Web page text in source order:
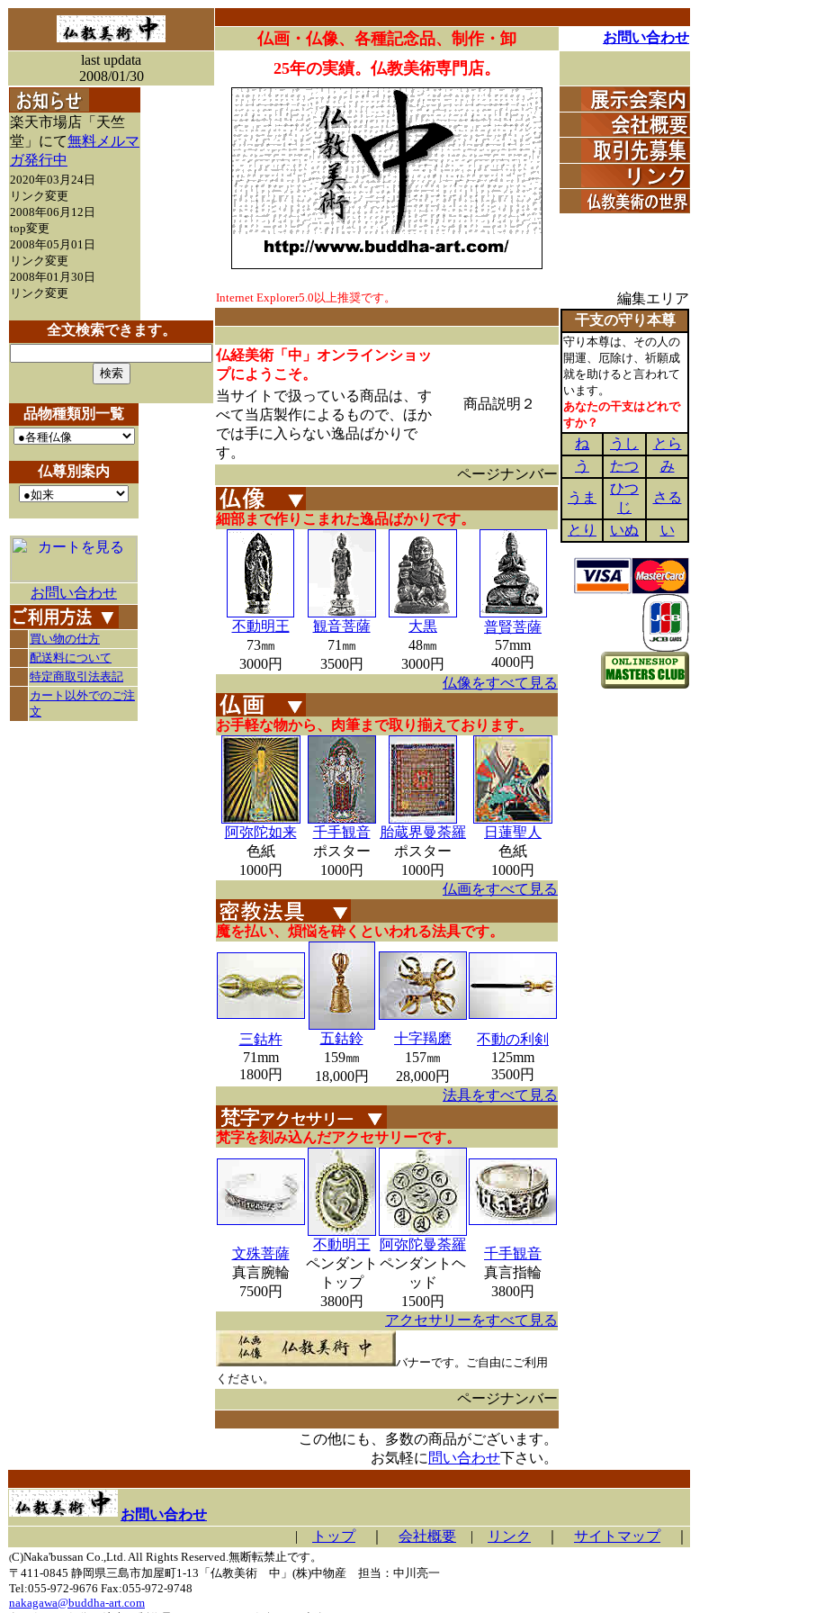
仏画・仏像、各種記念品、制作・卸
お問い合わせ
last updata
2008/01/30
25年の実績。仏教美術専門店。
楽天市場店「天竺
堂」にて無料メルマ
ガ発行中
2020年03月24日
リンク変更
2008年06月12日
top変更
2008年05月01日
リンク変更
2008年01月30日
リンク変更
全文検索できます。
品物種類別一覧
仏尊別案内
お問い合わせ
買い物の仕方
配送料について
特定商取引法表記
カート以外でのご注
文
Internet Explorer5.0以上推奨です。
編集エリア
干支の守り本尊
守り本尊は、その人の
開運、厄除け、祈願成
就を助けると言われて
います。
あなたの干支はどれで
すか？
ね うし
とら
う
たつ み
うま
ひつ
じ
さる
とり いぬ い
仏経美術「中」オンラインショッ
プにようこそ。
商品説明２
当サイトで扱っている商品は、す
べて当店製作によるもので、ほか
では手に入らない逸品ばかりで
す。
ページナンバー
細部まで作りこまれた逸品ばかりです。
不動明王
73㎜
3000円
観音菩薩
71㎜
3500円
大黒
48㎜
3000円
普賢菩薩
57mm
4000円
仏像をすべて見る
お手軽な物から、肉筆まで取り揃えております。
阿弥陀如来
色紙
1000円
千手観音
ポスター
1000円
胎蔵界曼荼羅
ポスター
1000円
日蓮聖人
色紙
1000円
仏画をすべて見る
魔を払い、煩悩を砕くといわれる法具です。
三鈷杵
71mm
1800円
五鈷鈴
159㎜
18,000円
十字羯磨
157㎜
28,000円
不動の利剣
125mm
3500円
法具をすべて見る
梵字を刻み込んだアクセサリーです。
文殊菩薩
真言腕輪
7500円
不動明王
ペンダント
トップ
3800円
阿弥陀曼荼羅
ペンダントヘ
ッド
1500円
千手観音
真言指輪
3800円
アクセサリーをすべて見る
バナーです。ご自由にご利用
ください。
ページナンバー
この他にも、多数の商品がございます。
お気軽に 問い合わせ下さい。
お問い合わせ
|
トップ｜ 会社概要 | リンク サイトマップ｜
(C)Naka'bussan Co.,Ltd. All Rights Reserved.無断転禁止です。
〒411-0845 静岡県三島市加屋町1-13「仏教美術 中」(株)中物産 担当：中川亮一
Tel:055-972-9676 Fax:055-972-9748
nakagawa@buddha-art.com